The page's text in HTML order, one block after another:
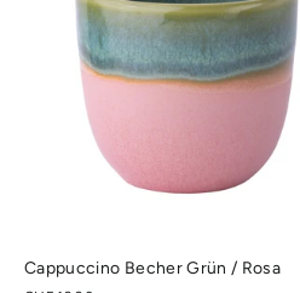
Cappuccino Becher Grün / Rosa